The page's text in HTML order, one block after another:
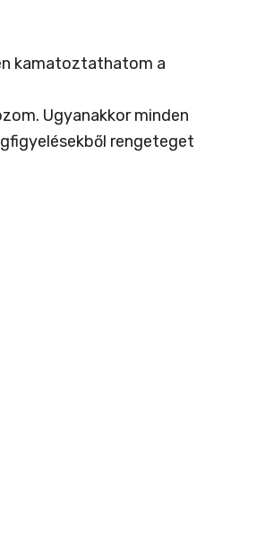
kamatoztathatom a
Ugyanakkor minden
rengeteget